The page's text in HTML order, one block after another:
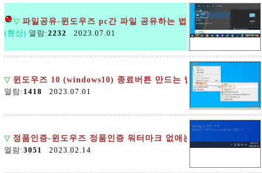
▽ 파일공유-윈도우즈 pc간 파일 공유하는 법2
(현산) 열람:2232 2023.07.01
▽ 윈도우즈 10 (windows10) 종료버튼 만드는 법
열람: 1418 2023.07.01
▽ 정품인증-윈도우즈 정품인증 워터마크 없애는 법
열람:3051 2023.02.14